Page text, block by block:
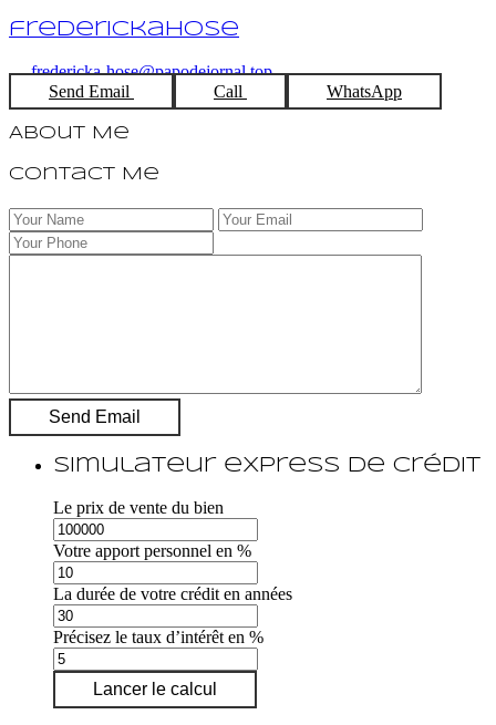
frederickahose
fredericka-hose@papodejornal.top
Send Email
Call WhatsApp
About Me
Contact Me
Simulateur express de crédit
Le prix de vente du bien
Votre apport personnel en %
La durée de votre crédit en années
Précisez le taux d’intérêt en %
Lancer le calcul